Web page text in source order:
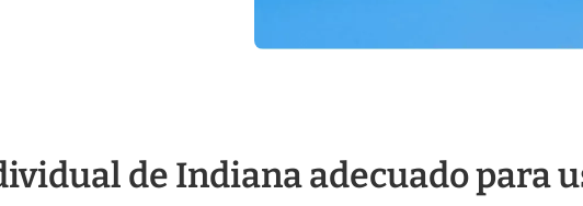
de Indiana adecuado para